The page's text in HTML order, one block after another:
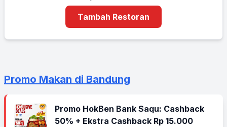
Tambah Restoran
Promo Makan di Bandung
Promo HokBen Bank Saqu: Cashback
50% + Ekstra Cashback Rp 15.000